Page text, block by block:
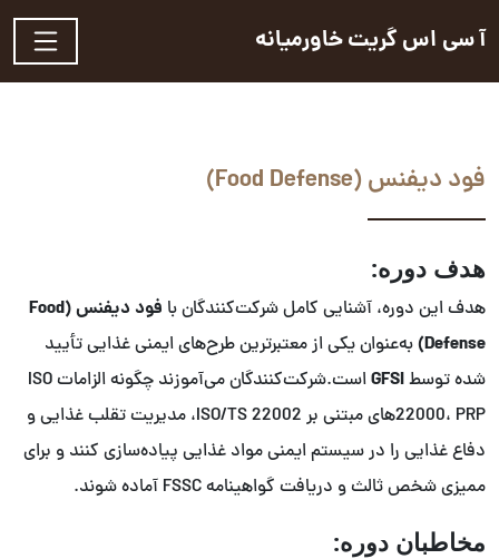
آ سی اس گریت خاورمیانه
فود دیفنس (Food Defense)
هدف دوره:
هدف این دوره، آشنایی کامل شرکت‌کنندگان با
فود دیفنس (Food
Defense) به‌عنوان یکی از معتبرترین طرح‌های ایمنی غذایی تأیید
شده توسطGFSI
است.شرکت‌کنندگان می‌آموزند چگونه الزامات ISO
22000، PRPهای مبتنی بر ISO/TS 22002، مدیریت تقلب غذایی و
دفاع غذایی را در سیستم ایمنی مواد غذایی پیاده‌سازی کنند و برای
ممیزی شخص ثالث و دریافت گواهینامه FSSC آماده شوند.
مخاطبان دوره: